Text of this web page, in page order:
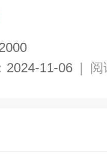
2024-11-06 | 阅